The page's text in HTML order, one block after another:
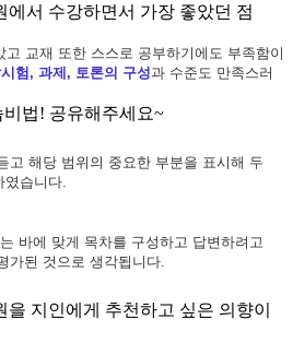
에서 수강하면서 가장 좋았던 점
고 교재 또한 스스로 공부하기에도 부족함이
험 , 과제 , 토론의 구성과 수준도 만족스러
법! 공유해주세요~
고 해당 범위의 중요한 부분을 표시해 두
였습니다.
바에 맞게 목차를 구성하고 답변하려고
가된 것으로 생각됩니다.
지인에게 추천하고 싶은 의향이